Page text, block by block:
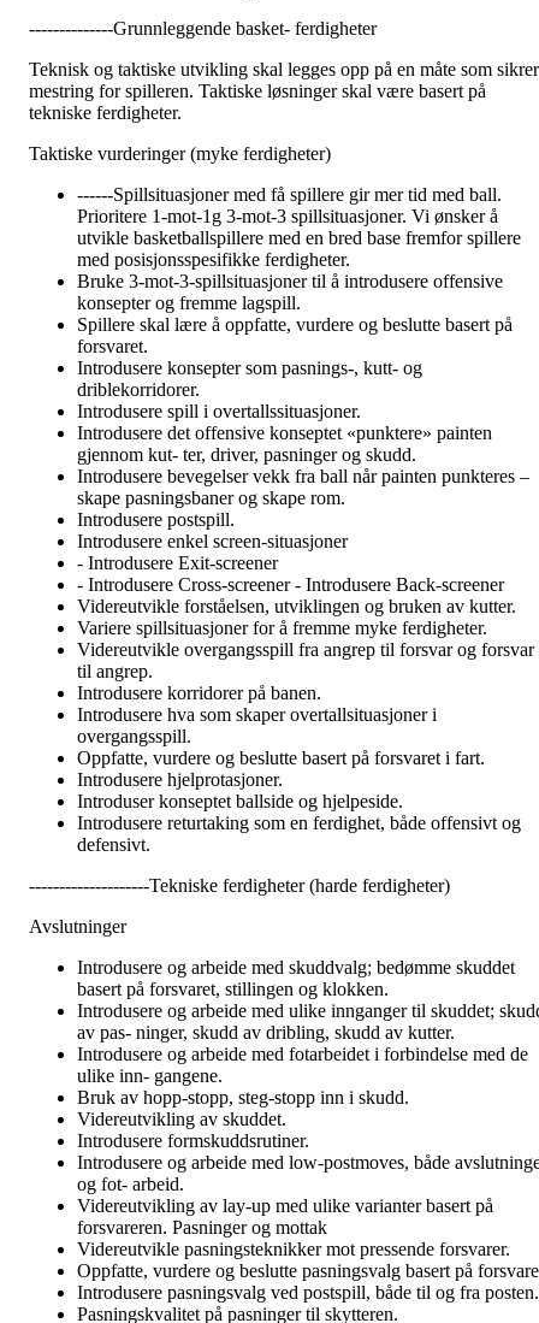
--------------Grunnleggende basket- ferdigheter
Teknisk og taktiske utvikling skal legges opp på en måte som sikrer
mestring for spilleren. Taktiske løsninger skal være basert på
tekniske ferdigheter.
Taktiske vurderinger (myke ferdigheter)
------Spillsituasjoner med få spillere gir mer tid med ball.
Prioritere 1-mot-1g 3-mot-3 spillsituasjoner. Vi ønsker å
utvikle basketballspillere med en bred base fremfor spillere
med posisjonsspesifikke ferdigheter.
Bruke 3-mot-3-spillsituasjoner til å introdusere offensive
konsepter og fremme lagspill.
Spillere skal lære å oppfatte, vurdere og beslutte basert på
forsvaret.
Introdusere konsepter som pasnings-, kutt- og
driblekorridorer.
Introdusere spill i overtallssituasjoner.
Introdusere det offensive konseptet «punktere» painten
gjennom kut- ter, driver, pasninger og skudd.
Introdusere bevegelser vekk fra ball når painten punkteres –
skape pasningsbaner og skape rom.
Introdusere postspill.
Introdusere enkel screen-situasjoner
- Introdusere Exit-screener
- Introdusere Cross-screener - Introdusere Back-screener
Videreutvikle forståelsen, utviklingen og bruken av kutter.
Variere spillsituasjoner for å fremme myke ferdigheter.
Videreutvikle overgangsspill fra angrep til forsvar og forsvar
til angrep.
Introdusere korridorer på banen.
Introdusere hva som skaper overtallsituasjoner i
overgangsspill.
Oppfatte, vurdere og beslutte basert på forsvaret i fart.
Introdusere hjelprotasjoner.
Introduser konseptet ballside og hjelpeside.
Introdusere returtaking som en ferdighet, både offensivt og
defensivt.
--------------------Tekniske ferdigheter (harde ferdigheter)
Avslutninger
Introdusere og arbeide med skuddvalg; bedømme skuddet
basert på forsvaret, stillingen og klokken.
Introdusere og arbeide med ulike innganger til skuddet;
av pas- ninger, skudd av dribling, skudd av kutter.
Introdusere og arbeide med fotarbeidet i forbindelse med de
ulike inn- gangene.
Bruk av hopp-stopp, steg-stopp inn i skudd.
Videreutvikling av skuddet.
Introdusere formskuddsrutiner.
Introdusere og arbeide med low-postmoves, både
og fot- arbeid.
Videreutvikling av lay-up med ulike varianter basert på
forsvareren. Pasninger og mottak
Videreutvikle pasningsteknikker mot pressende forsvarer.
Oppfatte, vurdere og beslutte pasningsvalg basert på
Introdusere pasningsvalg ved postspill, både til og fra posten.
Pasningskvalitet på pasninger til skytteren.